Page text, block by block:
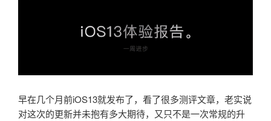
早在几个月前iOS13就发布了，看了很多测评文章，老实说
对这次的更新并未抱有多大期待，又只不是一次常规的升